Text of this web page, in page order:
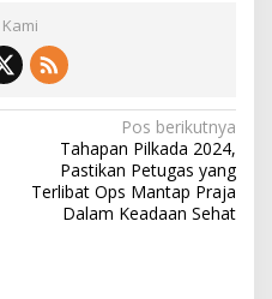
Pos berikutnya
Tahapan Pilkada 2024,
Pastikan Petugas yang
Terlibat Ops Mantap Praja
Dalam Keadaan Sehat